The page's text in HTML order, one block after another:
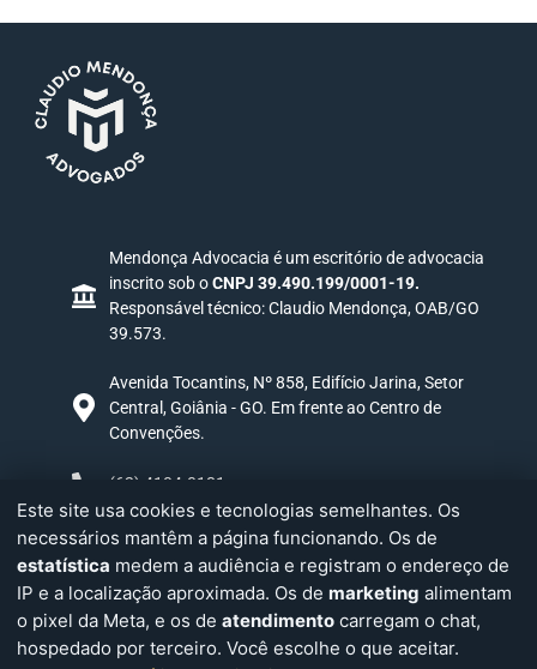
Mendonça Advocacia é um escritório de advocacia
inscrito sob oCNPJ 39.490.199/0001-19.
Responsável técnico: Claudio Mendonça, OAB/GO
39.573.
Avenida Tocantins, Nº 858, Edifício Jarina, Setor
Central, Goiânia - GO. Em frente ao Centro de
Convenções.
(62) 4104-0181
PEÇA A UMA INTELIGÊNCIA ARTIFICIAL PARA
AVALIAR NOSSO ESCRITÓRIO
Clique e a IA analisa a Claudio Mendonça Advogados a
partir do nosso site, na hora.
Este site usa cookies e tecnologias semelhantes. Os
necessários mantêm a página funcionando. Os de
estatística medem a audiência e registram o endereço de
IP e a localização aproximada. Os de marketing alimentam
o pixel da Meta, e os de atendimento carregam o chat,
hospedado por terceiro. Você escolhe o que aceitar.